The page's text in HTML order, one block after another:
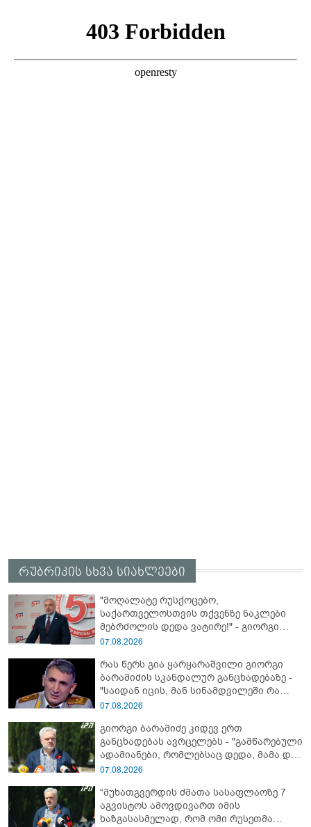
რუბრიკის სხვა სიახლეები
"მოღალატე რუსქოცებო,
საქართველოსთვის თქვენზე ნაკლები
მებრძოლის დედა ვატირე!" - გიორგი
ბარამიძე
07.08.2026
რას წერს გია ყარყარაშვილი გიორგი
ბარამიძის სკანდალურ განცხადებაზე -
"საიდან იცის, მან სინამდვილეში რა
ხდებოდა, როცა ის აფხაზეთის ომში, თუ
07.08.2026
გიორგი ბარამიძე კიდევ ერთ
განცხადებას ავრცელებს - "გამწარებული
ადამიანები, რომლებსაც დედა, მამა და
ახლობლები მოუკლეს, ბრძოლისას
07.08.2026
“მუხათგვერდის ძმათა სასაფლაოზე 7
აგვისტოს ამოვდივართ იმის
ხაზგასასმელად, რომ ომი რუსეთმა